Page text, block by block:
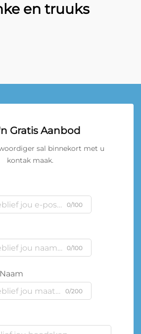
en truuks
Gratis Aanbod
sal binnekort met u
kontak maak.
0/100
0/100
0/200